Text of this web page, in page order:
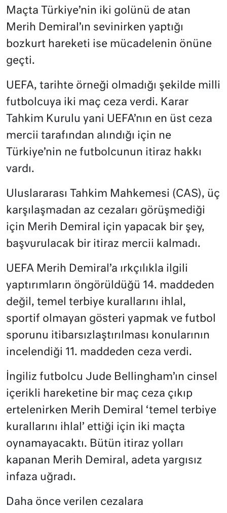
Maçta Türkiye’nin iki golünü de atan
Merih Demiral’ın sevinirken yaptığı
bozkurt hareketi ise mücadelenin önüne
geçti.
UEFA, tarihte örneği olmadığı şekilde milli
futbolcuya iki maç ceza verdi. Karar
Tahkim Kurulu yani UEFA’nın en üst ceza
mercii tarafından alındığı için ne
Türkiye’nin ne futbolcunun itiraz hakkı
vardı.
Uluslararası Tahkim Mahkemesi (CAS), üç
karşılaşmadan az cezaları görüşmediği
için Merih Demiral için yapacak bir şey,
başvurulacak bir itiraz mercii kalmadı.
UEFA Merih Demiral’a ırkçılıkla ilgili
yaptırımların öngörüldüğü 14. maddeden
değil, temel terbiye kurallarını ihlal,
sportif olmayan gösteri yapmak ve futbol
sporunu itibarsızlaştırılması konularının
incelendiği 11. maddeden ceza verdi.
İngiliz futbolcu Jude Bellingham’ın cinsel
içerikli hareketine bir maç ceza çıkıp
ertelenirken Merih Demiral ‘temel terbiye
kurallarını ihlal’ ettiği için iki maçta
oynamayacaktı. Bütün itiraz yolları
kapanan Merih Demiral, adeta yargısız
infaza uğradı.
Daha önce verilen cezalara